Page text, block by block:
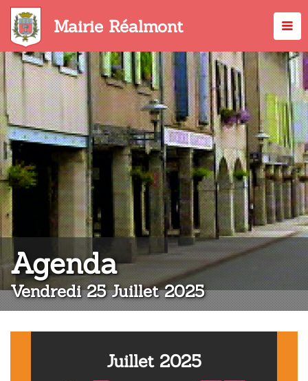
Aller
contenu
principal
Mairie Réalmont
Agenda:
Vendredi 25 Juillet 2025
Juillet 2025